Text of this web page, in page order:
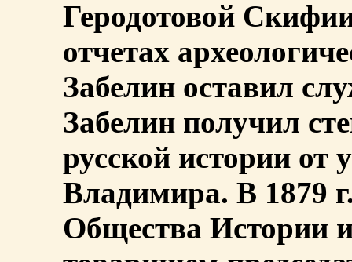
Геродотовой
отчетах
Забелин оставил
Забелин получил
русской истории от
Владимира. В 1879
Общества Истории